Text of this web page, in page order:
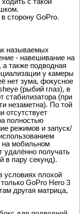
с камерой всё
с такой
называемых
- навешивание на
также подводная
у камеры
нет зума, фокусное
(рыбий глаз), в
стабилизатора (при
незаметна). По той
полностью
режимов и запуск/
на мобильном
получать
пару секунд).
условиях плохой
GoPro Hero 3
другая матрица,